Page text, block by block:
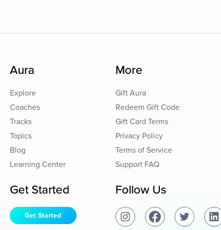
Aura
Explore
Coaches
Tracks
Topics
Blog
Learning Center
More
Gift Aura
Redeem Gift Code
Gift Card Terms
Privacy Policy
Terms of Service
Support FAQ
Get Started
Get Started
Follow Us